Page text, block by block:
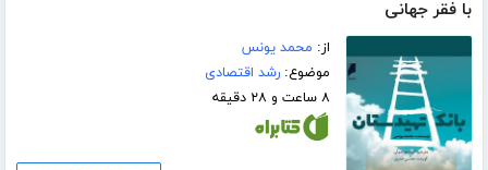
با فقر جهانی
از: محمد یونس
موضوع:رشد اقتصادی
۸ ساعت و ۲۸ دقیقه